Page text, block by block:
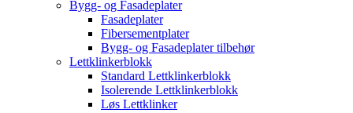
Bygg- og Fasadeplater
Fasadeplater
Fibersementplater
Bygg- og Fasadeplater tilbehør
Lettklinkerblokk
Standard Lettklinkerblokk
Isolerende Lettklinkerblokk
Løs Lettklinker